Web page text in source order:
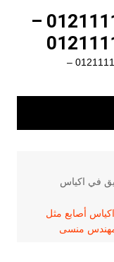
مكن تعبئة وتغليف 01211116954 –
ماكينات تعبئة وتغليف 01211116954 – 01211116956 –
في اكياس
اكياس أصابع مثل